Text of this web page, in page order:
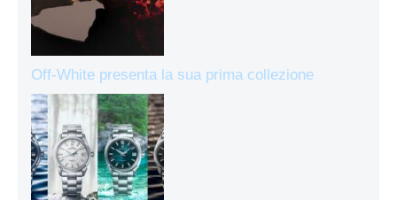
Off-White presenta la sua prima collezione